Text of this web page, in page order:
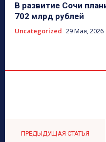
В развитие Сочи
702 млрд рублей
Uncategorized 29 Мая, 2026
ПРЕДЫДУЩАЯ СТАТЬЯ